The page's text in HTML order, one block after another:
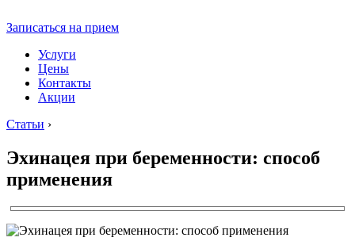
Записаться на прием
Услуги
Цены
Контакты
Акции
Статьи ›
Эхинацея при беременности: способ
применения